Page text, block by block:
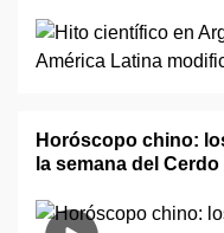
Horóscopo chino:
la semana del Cerdo